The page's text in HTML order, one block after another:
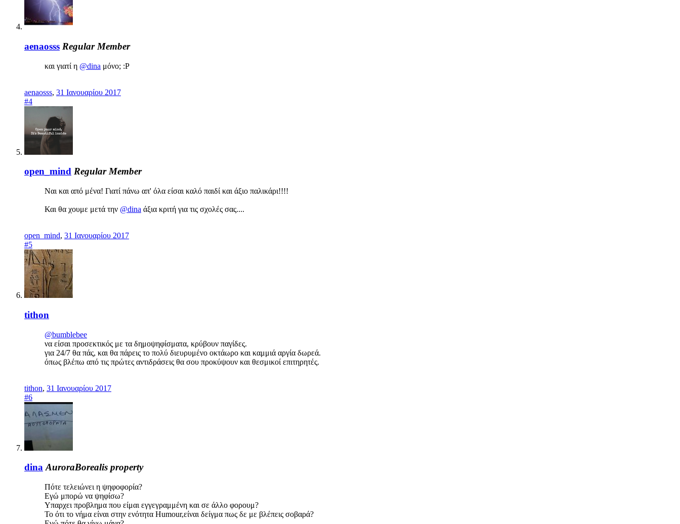
aenaosss Regular Member
και γιατί η @dina μόνο; :Ρ
aenaosss, 31 Ιανουαρίου 2017
#4
open_mind Regular Member
Ναι και από μένα! Γιατί πάνω απ' όλα είσαι καλό παιδί και άξιο παλικάρι!!!!
Και θα χουμε μετά την @dina άξια κριτή για τις σχολές σας....
open_mind, 31 Ιανουαρίου 2017
#5
tithon
@bumblebee
να είσαι προσεκτικός με τα δημοψηφίσματα, κρύβουν παγίδες.
για 24/7 θα πάς, και θα πάρεις το πολύ διευρυμένο οκτάωρο και καμμιά αργία δωρεά.
όπως βλέπω από τις πρώτες αντιδράσεις θα σου προκύψουν και θεσμικοί επιτηρητές.
tithon, 31 Ιανουαρίου 2017
#6
dina AuroraBorealis property
Πότε τελειώνει η ψηφοφορία?
Εγώ μπορώ να ψηφίσω?
Υπαρχει προβλημα που είμαι εγγεγραμμένη και σε άλλο φορουμ?
Το ότι το νήμα είναι στην ενότητα Humour,είναι δείγμα πως δε με βλέπεις σοβαρά?